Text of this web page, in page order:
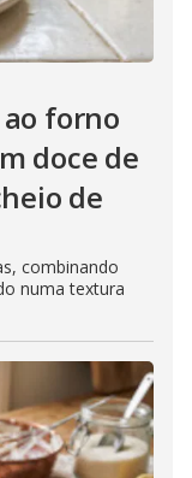
forno
doce de
de
combinando
numa textura